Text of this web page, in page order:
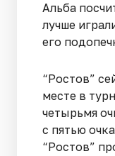
Альба
лучше
его
“Ростов”
месте в
четырьмя
с пятью
“Ростов”